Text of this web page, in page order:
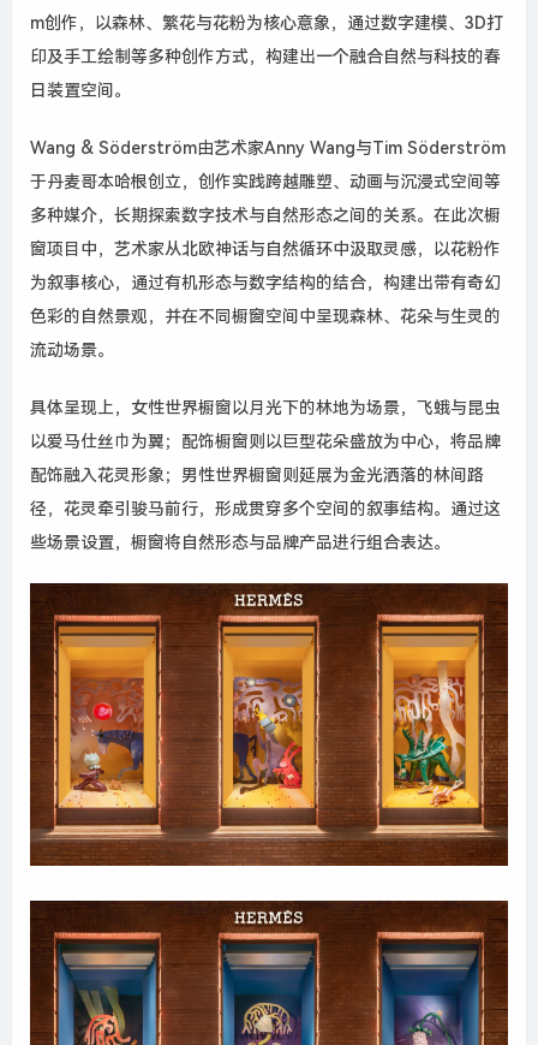
m创作，以森林、繁花与花粉为核心意象，通过数字建模、3D打
印及手工绘制等多种创作方式，构建出一个融合自然与科技的春
日装置空间。
Wang & Söderström由艺术家Anny Wang与Tim Söderström
于丹麦哥本哈根创立，创作实践跨越雕塑、动画与沉浸式空间等
多种媒介，长期探索数字技术与自然形态之间的关系。在此次橱
窗项目中，艺术家从北欧神话与自然循环中汲取灵感，以花粉作
为叙事核心，通过有机形态与数字结构的结合，构建出带有奇幻
色彩的自然景观，并在不同橱窗空间中呈现森林、花朵与生灵的
流动场景。
具体呈现上，女性世界橱窗以月光下的林地为场景，飞蛾与昆虫
以爱马仕丝巾为翼；配饰橱窗则以巨型花朵盛放为中心，将品牌
配饰融入花灵形象；男性世界橱窗则延展为金光洒落的林间路
径，花灵牵引骏马前行，形成贯穿多个空间的叙事结构。通过这
些场景设置，橱窗将自然形态与品牌产品进行组合表达。